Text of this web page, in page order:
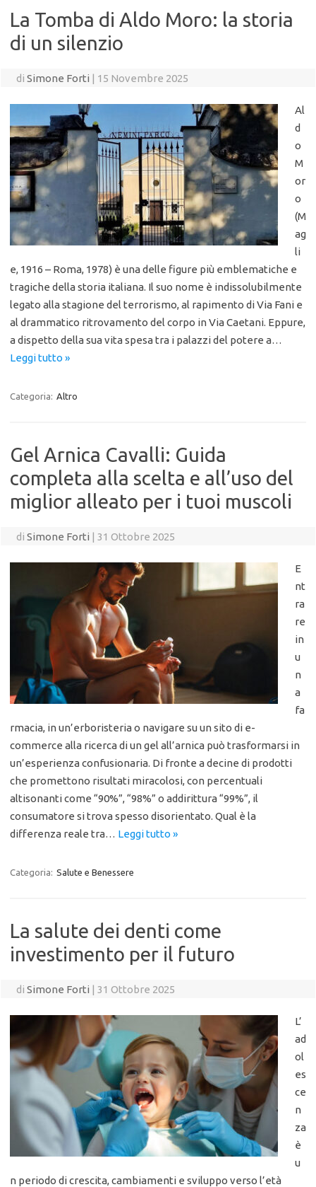
La Tomba di Aldo Moro: la storia
di un silenzio
di Simone Forti | 15 Novembre 2025
Al
d
o
M
or
o
(M
ag
li
e, 1916 – Roma, 1978) è una delle figure più emblematiche e
tragiche della storia italiana. Il suo nome è indissolubilmente
legato alla stagione del terrorismo, al rapimento di Via Fani e
al drammatico ritrovamento del corpo in Via Caetani. Eppure,
a dispetto della sua vita spesa tra i palazzi del potere a…
Leggi tutto »
Categoria: Altro
Gel Arnica Cavalli: Guida
completa alla scelta e all’uso del
miglior alleato per i tuoi muscoli
di Simone Forti | 31 Ottobre 2025
E
nt
ra
re
in
u
n
a
fa
rmacia, in un’erboristeria o navigare su un sito di e-
commerce alla ricerca di un gel all’arnica può trasformarsi in
un’esperienza confusionaria. Di fronte a decine di prodotti
che promettono risultati miracolosi, con percentuali
altisonanti come “90%”, “98%” o addirittura “99%”, il
consumatore si trova spesso disorientato. Qual è la
differenza reale tra… Leggi tutto »
Categoria: Salute e Benessere
La salute dei denti come
investimento per il futuro
di Simone Forti | 31 Ottobre 2025
L’
ad
ol
es
ce
n
za
è
u
n periodo di crescita, cambiamenti e sviluppo verso l’età